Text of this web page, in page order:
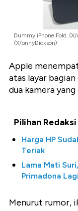
Dummy iPhone Fold.
(X/onnyDickson)
Apple
atas layar
dua kamera
Pilihan Redaksi
Harga HP
Teriak
Lama Mati
Primadona Lagi
Menurut rumor,